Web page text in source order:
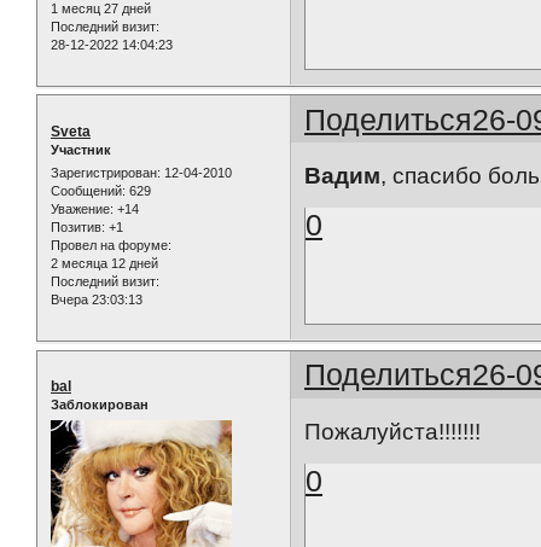
1 месяц 27 дней
Последний визит:
28-12-2022 14:04:23
Поделиться26-
Sveta
Участник
Зарегистрирован: 12-04-2010
Сообщений: 629
Уважение: +14
Позитив: +1
Провел на форуме:
2 месяца 12 дней
Последний визит:
Вчера 23:03:13
Вадим, спасибо
0
Поделиться26-
bal
Заблокирован
Пожалуйста!!!!!!!
0